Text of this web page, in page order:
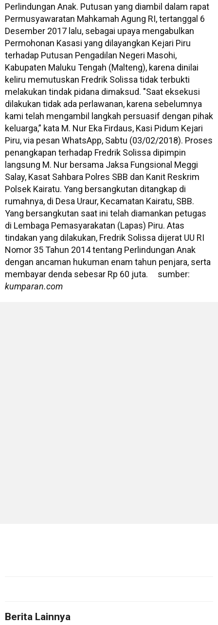
Perlindungan Anak. Putusan yang diambil dalam rapat
Permusyawaratan Mahkamah Agung RI, tertanggal 6
Desember 2017 lalu, sebagai upaya mengabulkan
Permohonan Kasasi yang dilayangkan Kejari Piru
terhadap Putusan Pengadilan Negeri Masohi,
Kabupaten Maluku Tengah (Malteng), karena dinilai
keliru memutuskan Fredrik Solissa tidak terbukti
melakukan tindak pidana dimaksud. "Saat eksekusi
dilakukan tidak ada perlawanan, karena sebelumnya
kami telah mengambil langkah persuasif dengan pihak
keluarga,” kata M. Nur Eka Firdaus, Kasi Pidum Kejari
Piru, via pesan WhatsApp, Sabtu (03/02/2018). Proses
penangkapan terhadap Fredrik Solissa dipimpin
langsung M. Nur bersama Jaksa Fungsional Meggi
Salay, Kasat Sahbara Polres SBB dan Kanit Reskrim
Polsek Kairatu. Yang bersangkutan ditangkap di
rumahnya, di Desa Uraur, Kecamatan Kairatu, SBB.
Yang bersangkutan saat ini telah diamankan petugas
di Lembaga Pemasyarakatan (Lapas) Piru. Atas
tindakan yang dilakukan, Fredrik Solissa dijerat UU RI
Nomor 35 Tahun 2014 tentang Perlindungan Anak
dengan ancaman hukuman enam tahun penjara, serta
membayar denda sebesar Rp 60 juta. sumber:
kumparan.com
Berita Lainnya